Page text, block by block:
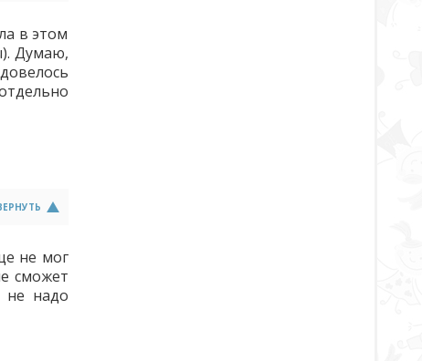
в этом
Думаю,
не мог
сможет
не надо